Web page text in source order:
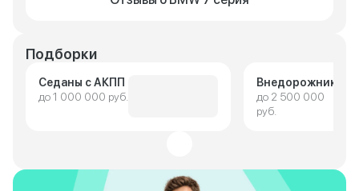
Подборки
Седаны с АКПП
до 1 000 000 руб.
Внедорожники
до 2 500 000
руб.